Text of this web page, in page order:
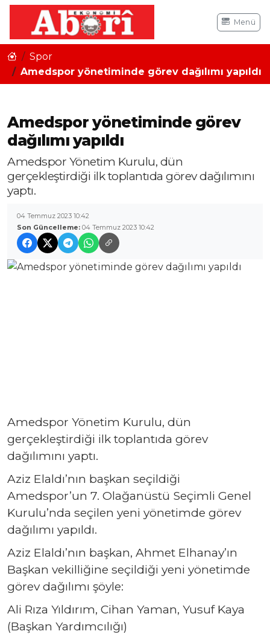
Menü
Spor
Amedspor yönetiminde görev dağılımı yapıldı
Amedspor yönetiminde görev
dağılımı yapıldı
Amedspor Yönetim Kurulu, dün
gerçekleştirdiği ilk toplantıda görev dağılımını
yaptı.
04 Temmuz 2023 10:42
Son Güncelleme: 04 Temmuz 2023 10:42
Amedspor Yönetim Kurulu, dün
gerçekleştirdiği ilk toplantıda görev
dağılımını yaptı.
Aziz Elaldı’nın başkan seçildiği
Amedspor’un 7. Olağanüstü Seçimli Genel
Kurulu’nda seçilen yeni yönetimde görev
dağılımı yapıldı.
Aziz Elaldı’nın başkan, Ahmet Elhanay’ın
Başkan vekilliğine seçildiği yeni yönetimde
görev dağılımı şöyle:
Ali Rıza Yıldırım, Cihan Yaman, Yusuf Kaya
(Başkan Yardımcılığı)